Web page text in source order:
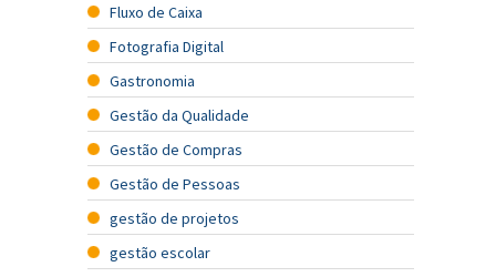
Fluxo de Caixa
Fotografia Digital
Gastronomia
Gestão da Qualidade
Gestão de Compras
Gestão de Pessoas
gestão de projetos
gestão escolar